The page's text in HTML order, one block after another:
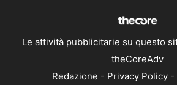
Le attività pubblicitarie su questo
theCoreAdv
Redazione - Privacy Policy-